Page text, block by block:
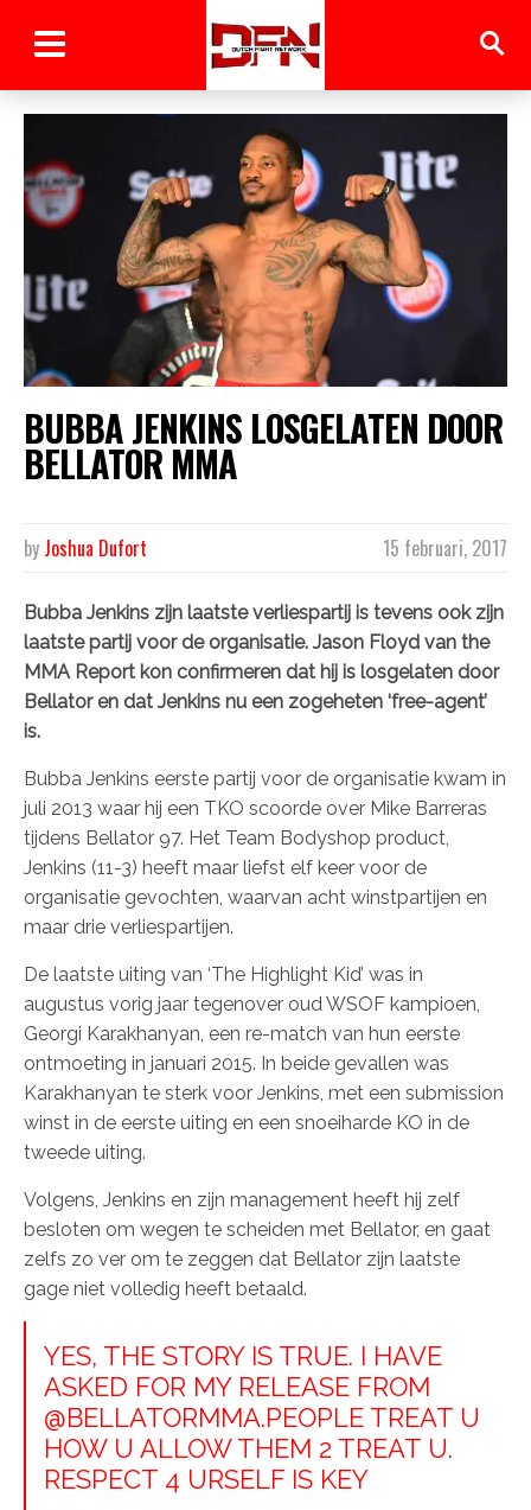
BUBBA JENKINS LOSGELATEN DOOR
BELLATOR MMA
15 februari, 2017
by Joshua Dufort
Bubba Jenkins zijn laatste verliespartij is tevens ook zijn
laatste partij voor de organisatie. Jason Floyd van the
MMA Report kon confirmeren dat hij is losgelaten door
Bellator en dat Jenkins nu een zogeheten ‘free-agent’
is.
Bubba Jenkins eerste partij voor de organisatie kwam in
juli 2013 waar hij een TKO scoorde over Mike Barreras
tijdens Bellator 97. Het Team Bodyshop product,
Jenkins (11-3) heeft maar liefst elf keer voor de
organisatie gevochten, waarvan acht winstpartijen en
maar drie verliespartijen.
De laatste uiting van ‘The Highlight Kid’ was in
augustus vorig jaar tegenover oud WSOF kampioen,
Georgi Karakhanyan, een re-match van hun eerste
ontmoeting in januari 2015. In beide gevallen was
Karakhanyan te sterk voor Jenkins, met een submission
winst in de eerste uiting en een snoeiharde KO in de
tweede uiting.
Volgens, Jenkins en zijn management heeft hij zelf
besloten om wegen te scheiden met Bellator, en gaat
zelfs zo ver om te zeggen dat Bellator zijn laatste
gage niet volledig heeft betaald.
YES, THE STORY IS TRUE. I HAVE
ASKED FOR MY RELEASE FROM
@BELLATORMMA.PEOPLE TREAT U
HOW U ALLOW THEM 2 TREAT U.
RESPECT 4 URSELF IS KEY